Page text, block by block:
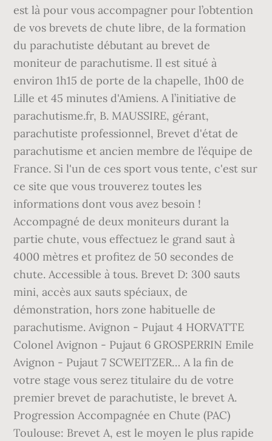
est là pour vous accompagner pour l’obtention
de vos brevets de chute libre, de la formation
du parachutiste débutant au brevet de
moniteur de parachutisme. Il est situé à
environ 1h15 de porte de la chapelle, 1h00 de
Lille et 45 minutes d'Amiens. A l’initiative de
parachutisme.fr, B. MAUSSIRE, gérant,
parachutiste professionnel, Brevet d'état de
parachutisme et ancien membre de l’équipe de
France. Si l'un de ces sport vous tente, c'est sur
ce site que vous trouverez toutes les
informations dont vous avez besoin !
Accompagné de deux moniteurs durant la
partie chute, vous effectuez le grand saut à
4000 mètres et profitez de 50 secondes de
chute. Accessible à tous. Brevet D: 300 sauts
mini, accès aux sauts spéciaux, de
démonstration, hors zone habituelle de
parachutisme. Avignon - Pujaut 4 HORVATTE
Colonel Avignon - Pujaut 6 GROSPERRIN Emile
Avignon - Pujaut 7 SCWEITZER… A la fin de
votre stage vous serez titulaire du de votre
premier brevet de parachutiste, le brevet A.
Progression Accompagnée en Chute (PAC)
Toulouse: Brevet A, est le moyen le plus rapide